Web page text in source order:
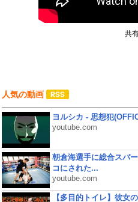
共
人気の動画
ヨルシカ - 思想犯
youtube.com
朝倉海選手に総合スパ
コにされた...
youtube.com
【多目的トイレ】彼女